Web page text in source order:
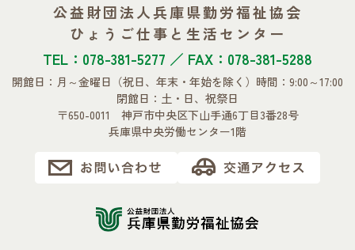
公益財団法人兵庫県勤労福祉協会
ひょうご仕事と生活センター
TEL：078-381-5277 ／ FAX：078-381-5288
開館日：月～金曜日 （祝日、年末・年始を除く） 時間：9:00～17:00
閉館日：土・日、祝祭日
〒650-0011 神戸市中央区下山手通6丁目3番28号
兵庫県中央労働センター1階